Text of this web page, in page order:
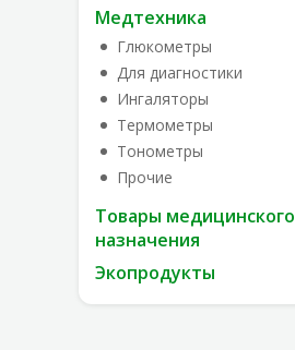
Медтехника
Глюкометры
Для диагностики
Ингаляторы
Термометры
Тонометры
Прочие
Товары медицинского
назначения
Экопродукты